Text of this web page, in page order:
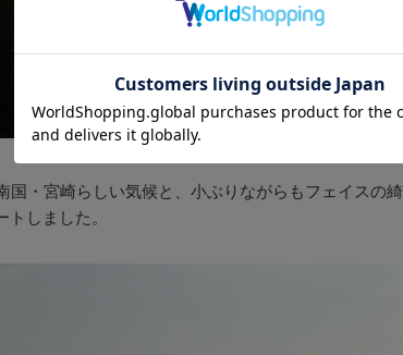
国・宮崎らしい気候と、小ぶりながらもフェイスの綺
しました。